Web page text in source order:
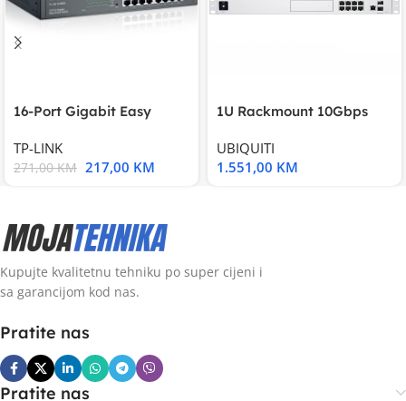
16-Port Gigabit Easy
TP-LINK
271,00KM 217,00 KM
1U Rackmount 10Gbps
UBIQUITI
1.551,00 KM
Kupujte kvalitetnu tehniku po super cijeni i
sa garancijom kod nas.
Pratite nas
Pratite nas